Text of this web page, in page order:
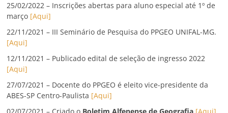
25/02/2022 – Inscrições abertas para aluno especial até 1º de
março [Aqui]
22/11/2021 – III Seminário de Pesquisa do PPGEO UNIFAL-MG.
[Aqui]
12/11/2021 – Publicado edital de seleção de ingresso 2022
[Aqui]
27/07/2021 – Docente do PPGEO é eleito vice-presidente da
ABES-SP Centro-Paulista [Aqui]